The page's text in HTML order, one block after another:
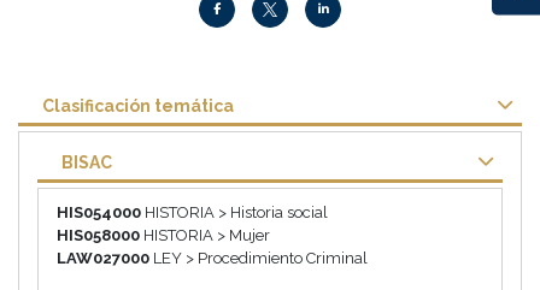
Clasificación temática
BISAC
HIS054000 HISTORIA > Historia social
HIS058000 HISTORIA > Mujer
LAW027000 LEY > Procedimiento Criminal